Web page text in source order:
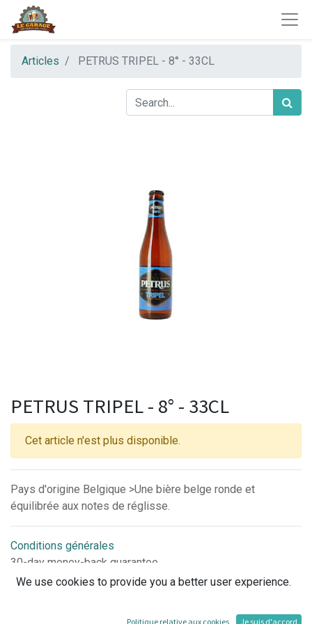
Articles PETRUS TRIPEL - 8° - 33CL
PETRUS TRIPEL - 8° - 33CL
Cet article n'est plus disponible.
Pays d'origine Belgique >Une bière belge ronde et
équilibrée aux notes de réglisse.
Conditions générales
30-day money-back guarantee
Shipping: 2-3 Business Days
We use cookies to provide you a better user experience.
Politique relative aux cookies Je suis d'accord